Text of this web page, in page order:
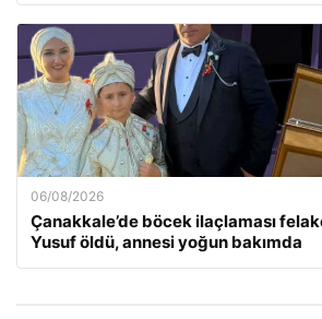
06/08/2026
Çanakkale’de böcek ilaçlaması
Yusuf öldü, annesi yoğun bakımda